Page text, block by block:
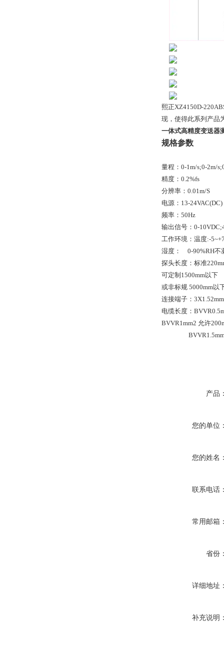
熙正XZ4150D-
现，使得此系列产品
一体式高精度变送器
规格参数
量程：0-1m/s;0-2m/
精度：0.2%fs
分辨率：0.01m/S
电源：13-24VAC(DC)
频率：50Hz
输出信号：0-
工作环境：温度:-
湿度： 0-90%RH不
探头长度：标准
可定制1500mm以下
或非标规 5000mm以
连接端子：
电缆长度：
BVVR1mm2 允许
BVVR1.5mm2
产品
您的单位
您的姓名
联系电话
常用邮箱
省份
详细地址
补充说明